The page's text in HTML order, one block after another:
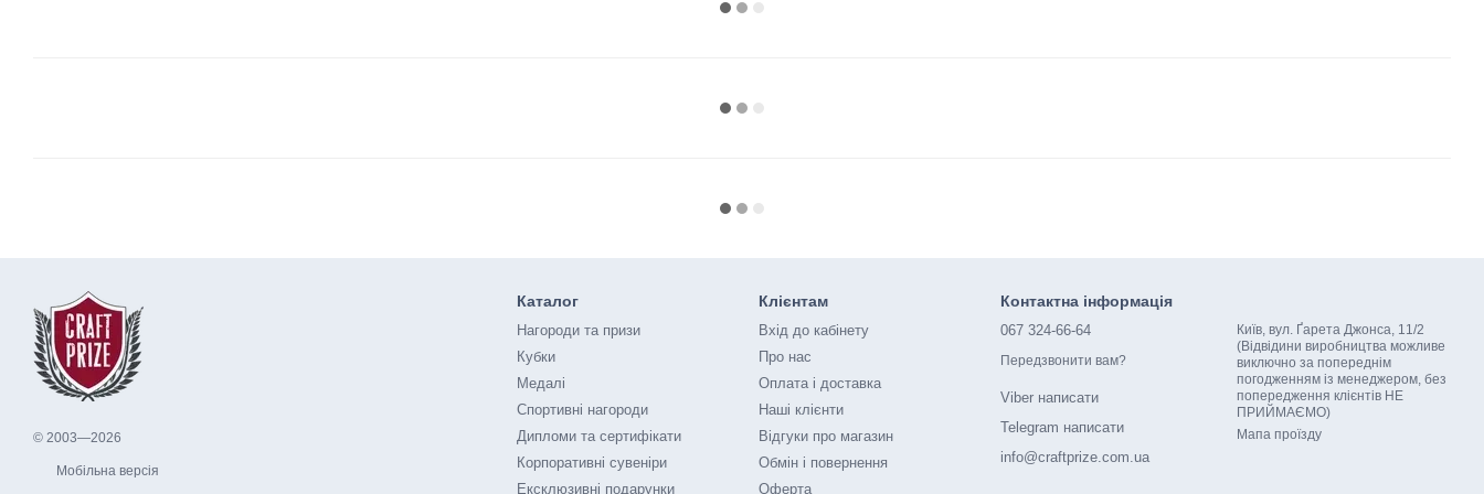
© 2003—2026
Мобільна версія
Каталог
Нагороди та призи
Кубки
Медалі
Спортивні нагороди
Дипломи та сертифікати
Корпоративні сувеніри
Ексклюзивні подарунки
Клієнтам
Вхід до кабінету
Про нас
Оплата і доставка
Наші клієнти
Відгуки про магазин
Обмін і повернення
Оферта
Контактна інформація
067 324-66-64
Передзвонити вам?
Viber написати
Telegram написати
info@craftprize.com.ua
Київ, вул. Ґарета Джонса, 11/2
(Відвідини виробництва можливе
виключно за попереднім
погодженням із менеджером, без
попередження клієнтів НЕ
ПРИЙМАЄМО)
Мапа проїзду